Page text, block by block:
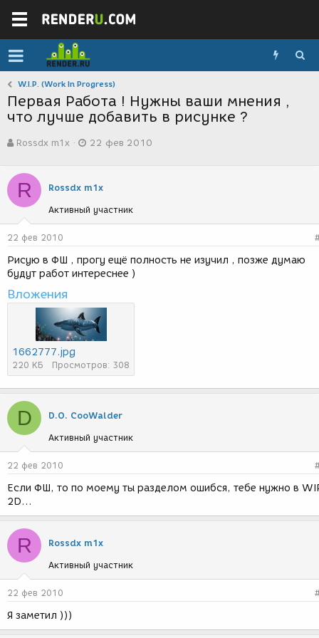
W.I.P. (Work In Progress)
Первая Работа ! Нужны ваши мнения ,
что лучше добавить в рисунке ?
в
о
р
т
е
м
ы
Rossdx m1x
а
с
з
д
и
я
22 фев 2010
R Rossdx m1x
Активный участник
22 фев 2010
Рисую в ФШ , прогу ещё полность не изучил , позже думаю
будут работ интереснее )
Вложения
1662777.jpg
220 КБ Просмотров: 308
D D.O. CooWalder
Активный участник
22 фев 2010
Если ФШ, то по моему ты разделом ошибся, тебе нужно в
2D...
R Rossdx m1x
Активный участник
22 фев 2010
Я заметил )))